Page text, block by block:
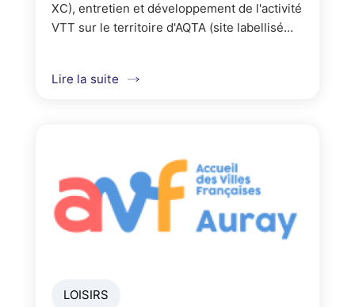
XC), entretien et développement de l'activité
VTT sur le territoire d'AQTA (site labellisé
Lire la suite
LOISIRS